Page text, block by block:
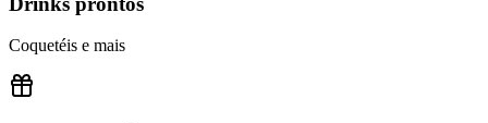
Coquetéis e mais